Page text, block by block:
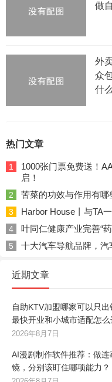
做
外
众
什
热门文章
1
1000张门票免费送！
启！
2 苦菜的功效与作用有哪
3 Harbor House丨与TA
4 叶同仁健康产业完善“
5 十大汽车导航品牌，汽
近期文章
自助KTV加盟哪家可以只出
最快开业和小城市适配怎么
2026年8月7日
AI漫剧制作软件推荐：做
镜，分别该盯住哪项能力？